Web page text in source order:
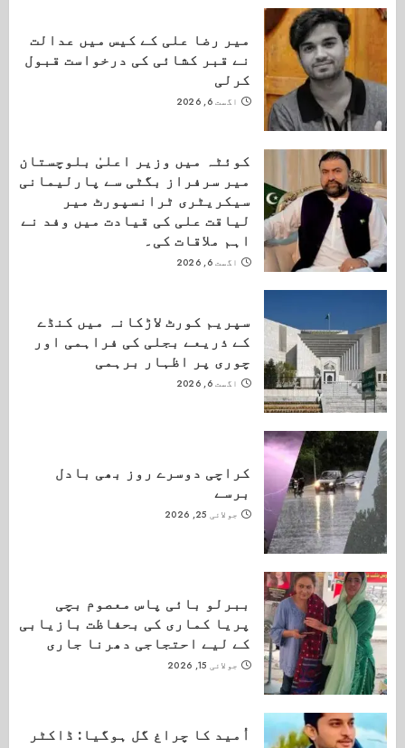
میر رضا علی کے کیس میں عدالت
نے قبر کشائی کی درخواست قبول
کرلی
اگست 6, 2026
کوئٹہ میں وزیر اعلیٰ بلوچستان
میر سرفراز بگٹی سے پارلیمانی
سیکریٹری ٹرانسپورٹ میر
لیاقت علی کی قیادت میں وفد نے
اہم ملاقات کی۔
اگست 6, 2026
سپریم کورٹ لاڑکانہ میں کنڈے
کے ذریعے بجلی کی فراہمی اور
چوری پر اظہار برہمی
اگست 6, 2026
کراچی دوسرے روز بھی بادل
برسے
جولائی 25, 2026
ببرلو بائی پاس معصوم بچی
پریا کماری کی بحفاظت بازیابی
کے لیے احتجاجی دھرنا جاری
جولائی 15, 2026
اُمید کا چراغ گل ہوگیا: ڈاکٹر